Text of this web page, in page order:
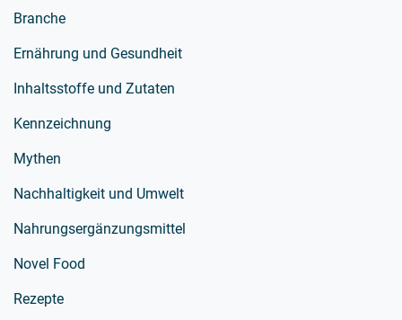
Branche
Ernährung und Gesundheit
Inhaltsstoffe und Zutaten
Kennzeichnung
Mythen
Nachhaltigkeit und Umwelt
Nahrungsergänzungsmittel
Novel Food
Rezepte